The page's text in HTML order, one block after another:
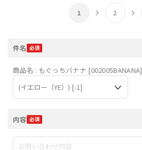
件名
商品名 : もぐっちバナナ [002005BANANA]
内容